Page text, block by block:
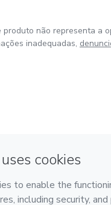
produto não representa a
inadequadas,
Bogotá